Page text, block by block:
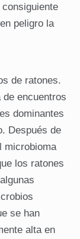
peligro la
de ratones.
encuentros
dominantes
Después de
microbioma
los ratones
se han
alta en